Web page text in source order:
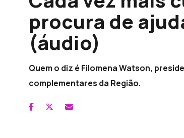
procura de
(áudio)
Quem o diz é Filomena Watson,
complementares da Região.